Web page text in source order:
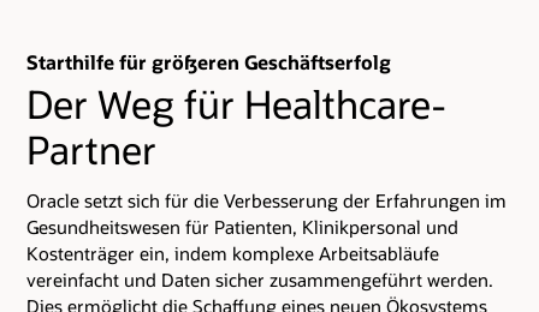
Starthilfe für größeren Geschäftserfolg
Der Weg für Healthcare-
Partner
Oracle setzt sich für die Verbesserung der Erfahrungen im
Gesundheitswesen für Patienten, Klinikpersonal und
Kostenträger ein, indem komplexe Arbeitsabläufe
vereinfacht und Daten sicher zusammengeführt werden.
Dies ermöglicht die Schaffung eines neuen Ökosystems